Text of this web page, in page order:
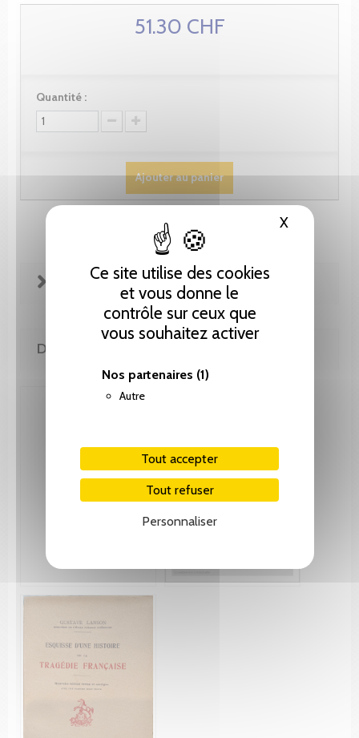
Ce site utilise des cookies
et vous donne le
contrôle sur ceux que
vous souhaitez activer
Nos partenaires (1)
Autre
Tout accepter
Tout refuser
Personnaliser
XMasquer
51.30 CHF
Quantité :
Ajouter au panier
FICHE TECHNIQUE
DE MÊME AUTEUR(E)